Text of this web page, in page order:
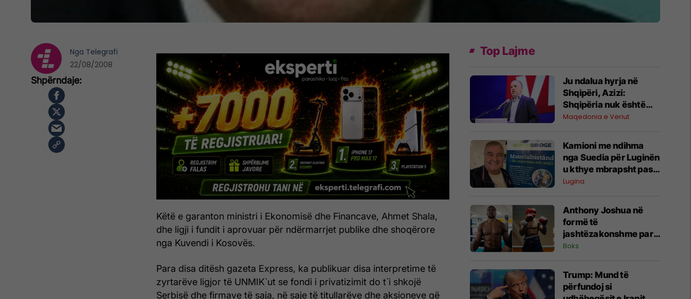
Këtë e garanton ministri i Ekonomisë dhe Financave, Ahmet Shala,
dhe ligji i fundit i aprovuar për ndërmarrjet publike dhe shoqërore
nga Kuvendi i Kosovës.
Para disa ditësh gazeta Express, ka publikuar disa interpretime të
zyrtarëve ligjor të UNMIK`ut se fondi i privatizimit do t`i shkojë
Serbisë dhe firmave të saja, në saje të titullarëve dhe aksioneve që
Nga Telegrafi
22/08/2008
Top Lajme
Ju ndalua hyrja në
Shqipëri, Azizi:
Shqipëria nuk është
pronë e askujt
Maqedonia e Veriut
Kamioni me ndihma
nga Suedia për Luginën
u kthye mbrapsht pas
bllokimit rreth 20 ditë
Lugina
Anthony Joshua në
formë të
jashtëzakonshme para
duelit me Kristian
Boks
Trump: Mund të
përfundoj si